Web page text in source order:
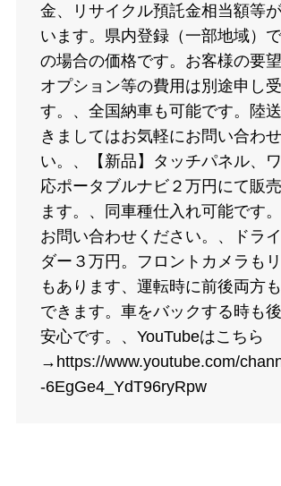
金、リサイクル預託金相当額等
います。県内登録（一部地域）
の場合の価格です。お客様の要
オプション等の費用は別途申し
す。、全国納車も可能です。陸
きましてはお気軽にお問い合わ
い。、【新品】タッチパネル、
応ポータブルナビ２万円にて販
ます。、同車種仕入れ可能です
お問い合わせください。、ドラ
ダー３万円。フロントカメラも
もあります、運転時に前後両方
できます。車をバックする時も
安心です。、YouTubeはこちら
→https://www.youtube.com/
-6EgGe4_YdT96ryRpw